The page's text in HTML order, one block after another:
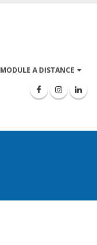
MODULE A DISTANCE